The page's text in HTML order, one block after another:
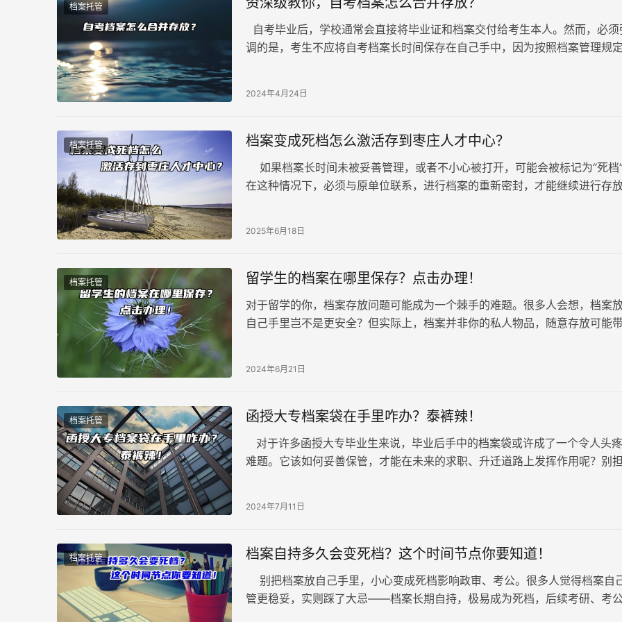
档案托管
自考毕业后，学校通常会直接将毕业证和档案交付给考生本人。然而，必须
调的是，考生不应将自考档案长时间保存在自己手中，因为按照档案管理规
2024年4月24日
档案托管 档案变成死档怎么激活存到枣庄人才中心？
如果档案长时间未被妥善管理，或者不小心被打开，可能会被标记为“死档”
在这种情况下，必须与原单位联系，进行档案的重新密封，才能继续进行存
2025年6月18日
档案托管 留学生的档案在哪里保存？点击办理！
对于留学的你，档案存放问题可能成为一个棘手的难题。很多人会想，档案
自己手里岂不是更安全？但实际上，档案并非你的私人物品，随意存放可能
2024年6月21日
档案托管 函授大专档案袋在手里咋办？泰裤辣！
对于许多函授大专毕业生来说，毕业后手中的档案袋或许成了一个令人头
难题。它该如何妥善保管，才能在未来的求职、升迁道路上发挥作用呢？别担
2024年7月11日
档案托管 档案自持多久会变死档？这个时间节点你要知道！
别把档案放自己手里，小心变成死档影响政审、考公。很多人觉得档案自
管更稳妥，实则踩了大忌——档案长期自持，极易成为死档，后续考研、考